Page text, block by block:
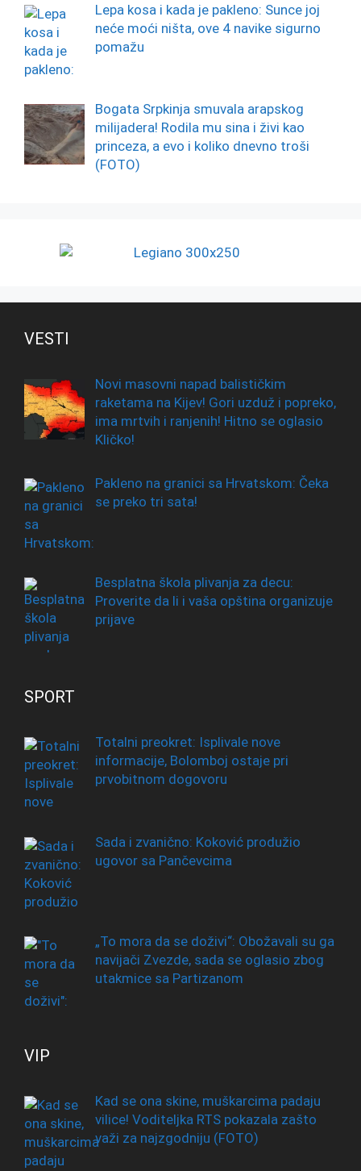
Lepa kosa i kada je pakleno: Sunce joj
neće moći ništa, ove 4 navike sigurno
pomažu
Bogata Srpkinja smuvala arapskog
milijadera! Rodila mu sina i živi kao
princeza, a evo i koliko dnevno troši
(FOTO)
VESTI
Novi masovni napad balističkim
raketama na Kijev! Gori uzduž i popreko,
ima mrtvih i ranjenih! Hitno se oglasio
Kličko!
Pakleno na granici sa Hrvatskom: Čeka
se preko tri sata!
Besplatna škola plivanja za decu:
Proverite da li i vaša opština organizuje
prijave
SPORT
Totalni preokret: Isplivale nove
informacije, Bolomboj ostaje pri
prvobitnom dogovoru
Sada i zvanično: Koković produžio
ugovor sa Pančevcima
„To mora da se doživi“: Obožavali su ga
navijači Zvezde, sada se oglasio zbog
utakmice sa Partizanom
VIP
Kad se ona skine, muškarcima padaju
vilice! Voditeljka RTS pokazala zašto
važi za najzgodniju (FOTO)